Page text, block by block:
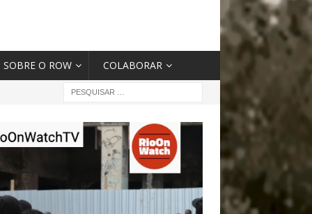
SOBRE O ROW COLABORAR